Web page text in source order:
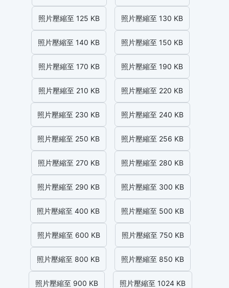
照片壓縮至 125 KB 照片壓縮至 130 KB
照片壓縮至 140 KB 照片壓縮至 150 KB
照片壓縮至 170 KB 照片壓縮至 190 KB
照片壓縮至 210 KB 照片壓縮至 220 KB
照片壓縮至 230 KB 照片壓縮至 240 KB
照片壓縮至 250 KB 照片壓縮至 256 KB
照片壓縮至 270 KB 照片壓縮至 280 KB
照片壓縮至 290 KB 照片壓縮至 300 KB
照片壓縮至 400 KB 照片壓縮至 500 KB
照片壓縮至 600 KB 照片壓縮至 750 KB
照片壓縮至 800 KB 照片壓縮至 850 KB
照片壓縮至 900 KB 照片壓縮至 1024 KB